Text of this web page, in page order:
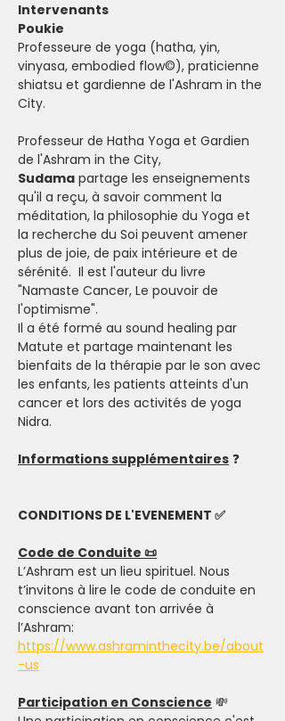
Intervenants
Poukie
Professeure de yoga (hatha, yin,
vinyasa, embodied flow©), praticienne
shiatsu et gardienne de l'Ashram in the
City.
Professeur de Hatha Yoga et Gardien
de l'Ashram in the City,
Sudama partage les enseignements
qu'il a reçu, à savoir comment la
méditation, la philosophie du Yoga et
la recherche du Soi peuvent amener
plus de joie, de paix intérieure et de
sérénité.  Il est l'auteur du livre
"Namaste Cancer, Le pouvoir de
l'optimisme".
Il a été formé au sound healing par
Matute et partage maintenant les
bienfaits de la thérapie par le son avec
les enfants, les patients atteints d'un
cancer et lors des activités de yoga
Nidra.
Informations supplémentaires ❓
CONDITIONS DE L'EVENEMENT ✅
Code de Conduite 📜
L’Ashram est un lieu spirituel. Nous
t’invitons à lire le code de conduite en
conscience avant ton arrivée à
l’Ashram:
https://www.ashraminthecity.be/about
-us
Participation en Conscience 💸